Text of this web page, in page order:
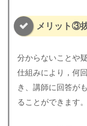
メリット③
分からないことや
仕組みにより，何
き、講師に回答が
ることができます。